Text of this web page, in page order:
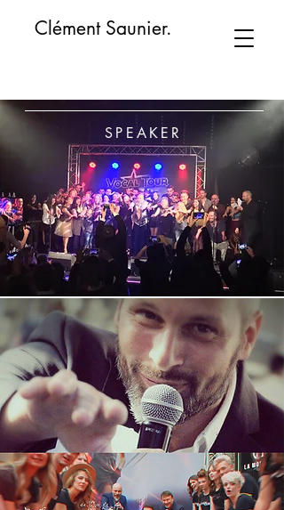
Clément Saunier.
SPEAKER